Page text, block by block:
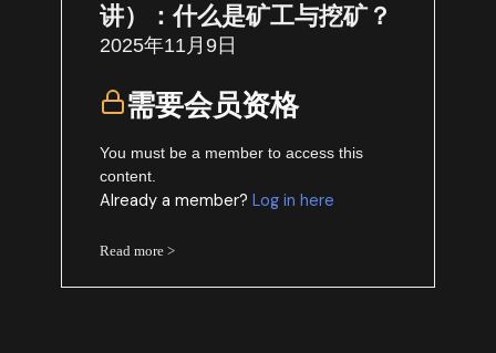
讲）：什么是矿工与挖矿？
2025年11月9日
需要会员资格
You must be a member to access this
content.
Already a member?Log in here
Read more >